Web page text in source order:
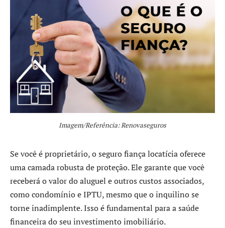
Imagem/Referência: Renovaseguros
Se você é proprietário, o seguro fiança locatícia oferece
uma camada robusta de proteção. Ele garante que você
receberá o valor do aluguel e outros custos associados,
como condomínio e IPTU, mesmo que o inquilino se
torne inadimplente. Isso é fundamental para a saúde
financeira do seu investimento imobiliário.